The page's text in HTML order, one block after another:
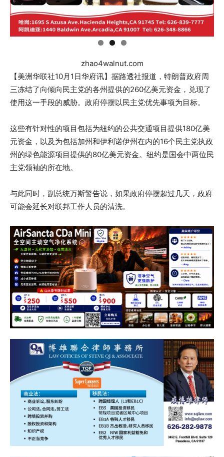
zhao4walnut.com
【美洲华联社10月1日华府讯】据路透社报道，特朗普政府周
三冻结了向倾向民主党的各州提供的260亿美元资金，兑现了
使用这一手段的威胁。政府停摆以民主党优先事项为目标。
这些有针对性的项目包括为纽约的公共交通项目提供180亿美
元资金，以及为包括加州和伊利诺伊州在内的16个民主党执政
州的绿色能源项目提供的80亿美元资金。纽约是国会中两位民
主党领袖的所在地。
与此同时，副总统万斯警告说，如果政府停摆超过几天，政府
可能会延长对联邦工作人员的清洗。